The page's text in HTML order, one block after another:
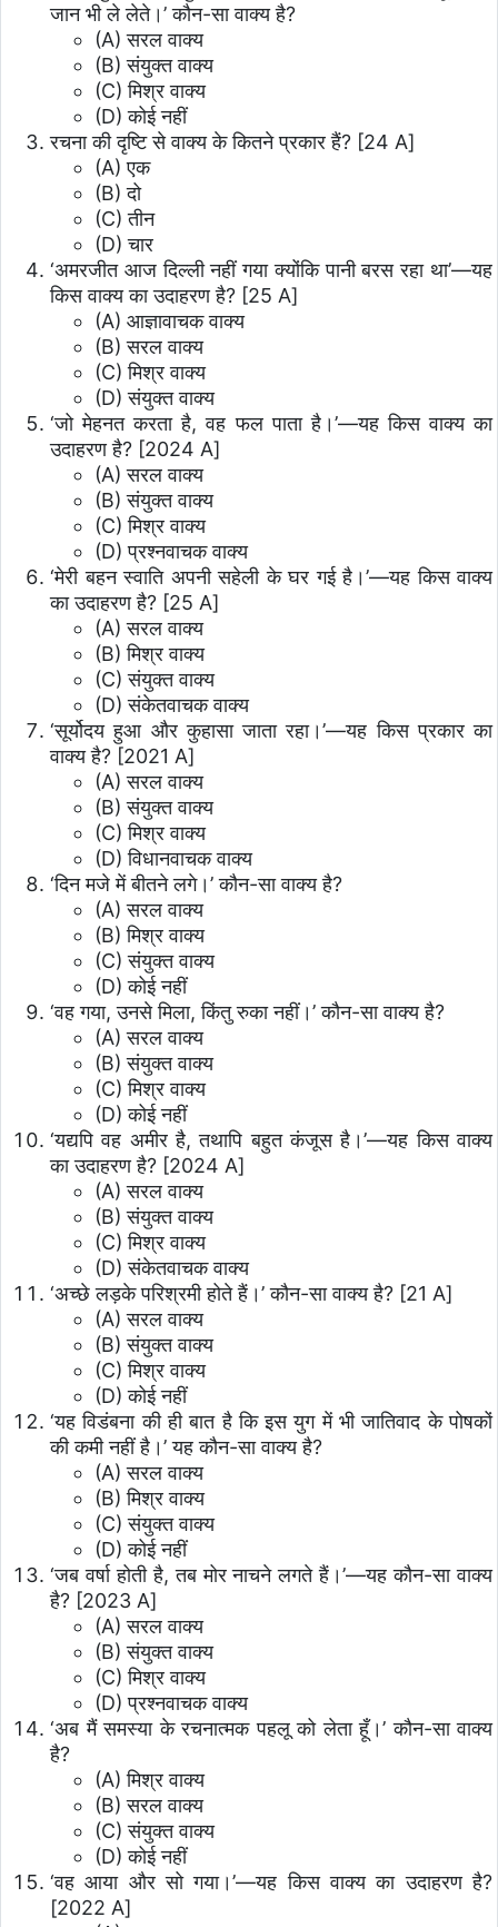
जान भी ले लेते।’ कौन-सा वाक्य है?
(A) सरल वाक्य
(B) संयुक्त वाक्य
(C) मिश्र वाक्य
(D) कोई नहीं
रचना की दृष्टि से वाक्य के कितने प्रकार हैं? [24 A]
(A) एक
(B) दो
(C) तीन
(D) चार
‘अमरजीत आज दिल्ली नहीं गया क्योंकि पानी बरस रहा था’—यह
किस वाक्य का उदाहरण है? [25 A]
(A) आज्ञावाचक वाक्य
(B) सरल वाक्य
(C) मिश्र वाक्य
(D) संयुक्त वाक्य
‘जो मेहनत करता है, वह फल पाता है।’—यह किस वाक्य का
उदाहरण है? [2024 A]
(A) सरल वाक्य
(B) संयुक्त वाक्य
(C) मिश्र वाक्य
(D) प्रश्नवाचक वाक्य
‘मेरी बहन स्वाति अपनी सहेली के घर गई है।’—यह किस वाक्य
का उदाहरण है? [25 A]
(A) सरल वाक्य
(B) मिश्र वाक्य
(C) संयुक्त वाक्य
(D) संकेतवाचक वाक्य
‘सूर्योदय हुआ और कुहासा जाता रहा।’—यह किस प्रकार का
वाक्य है? [2021 A]
(A) सरल वाक्य
(B) संयुक्त वाक्य
(C) मिश्र वाक्य
(D) विधानवाचक वाक्य
‘दिन मजे में बीतने लगे।’ कौन-सा वाक्य है?
(A) सरल वाक्य
(B) मिश्र वाक्य
(C) संयुक्त वाक्य
(D) कोई नहीं
‘वह गया, उनसे मिला, किंतु रुका नहीं।’ कौन-सा वाक्य है?
(A) सरल वाक्य
(B) संयुक्त वाक्य
(C) मिश्र वाक्य
(D) कोई नहीं
‘यद्यपि वह अमीर है, तथापि बहुत कंजूस है।’—यह किस वाक्य
का उदाहरण है? [2024 A]
(A) सरल वाक्य
(B) संयुक्त वाक्य
(C) मिश्र वाक्य
(D) संकेतवाचक वाक्य
‘अच्छे लड़के परिश्रमी होते हैं।’ कौन-सा वाक्य है? [21 A]
(A) सरल वाक्य
(B) संयुक्त वाक्य
(C) मिश्र वाक्य
(D) कोई नहीं
‘यह विडंबना की ही बात है कि इस युग में भी जातिवाद के पोषकों
की कमी नहीं है।’ यह कौन-सा वाक्य है?
(A) सरल वाक्य
(B) मिश्र वाक्य
(C) संयुक्त वाक्य
(D) कोई नहीं
‘जब वर्षा होती है, तब मोर नाचने लगते हैं।’—यह कौन-सा वाक्य
है? [2023 A]
(A) सरल वाक्य
(B) संयुक्त वाक्य
(C) मिश्र वाक्य
(D) प्रश्नवाचक वाक्य
‘अब मैं समस्या के रचनात्मक पहलू को लेता हूँ।’ कौन-सा वाक्य
है?
(A) मिश्र वाक्य
(B) सरल वाक्य
(C) संयुक्त वाक्य
(D) कोई नहीं
‘वह आया और सो गया।’—यह किस वाक्य का उदाहरण है?
[2022 A]